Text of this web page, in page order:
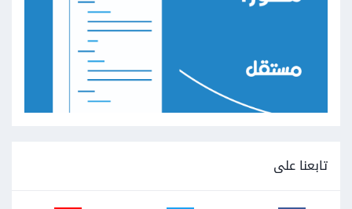
تابعنا على